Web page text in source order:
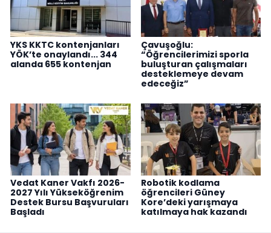
YKS KKTC kontenjanları
YÖK’te onaylandı... 344
alanda 655 kontenjan
Çavuşoğlu:
“Öğrencilerimizi sporla
buluşturan çalışmaları
desteklemeye devam
edeceğiz”
Vedat Kaner Vakfı 2026-
2027 Yılı Yükseköğrenim
Destek Bursu Başvuruları
Başladı
Robotik kodlama
öğrencileri Güney
Kore’deki yarışmaya
katılmaya hak kazandı